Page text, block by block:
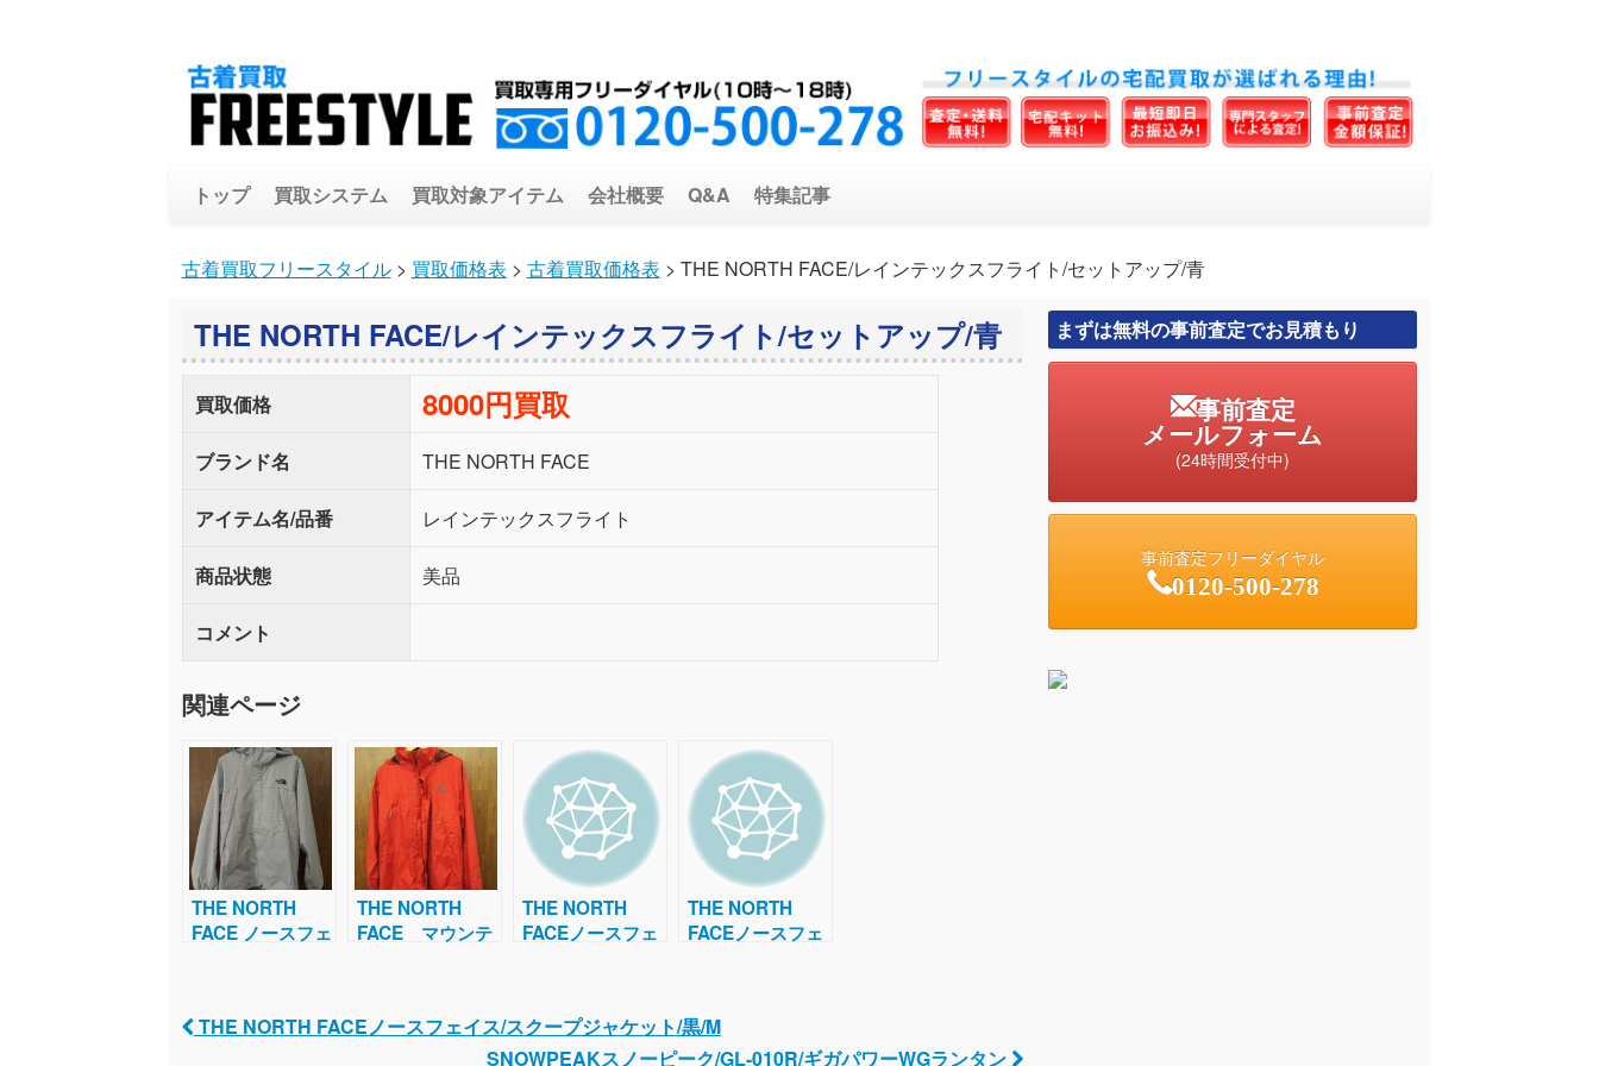
トップ 買取システム 買取対象アイテム 会社概要 Q&A 特集記事
古着買取フリースタイル> 買取価格表 > 古着買取価格表 > THE NORTH FACE/レインテックスフライト/セットアップ/青
THE NORTH FACE/レインテックスフライト/セットアップ/青
買取価格 8000円買取
ブランド名 THE NORTH FACE
アイテム名/品番 レインテックスフライト
商品状態 美品
コメント
関連ページ
THE NORTH
FACE ノースフェ
THE NORTH
FACE マウンテ
THE NORTH
FACEノースフェ
THE NORTH
FACEノースフェ
Post navigation
THE NORTH FACEノースフェイス/スクープジャケット/黒/M
SNOWPEAKスノーピーク/GL-010R/ギガパワーWGランタン
まずは無料の事前査定でお見積もり
事前査定
メールフォーム
(24時間受付中)
事前査定フリーダイヤル
0120-500-278